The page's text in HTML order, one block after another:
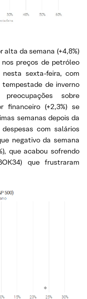
da semana (+4,8%)
preços de petróleo
sexta-feira, com
de inverno
sobre
financeiro (+2,3%) se
semanas depois da
com salários
negativo da semana
que acabou sofrendo
que frustraram